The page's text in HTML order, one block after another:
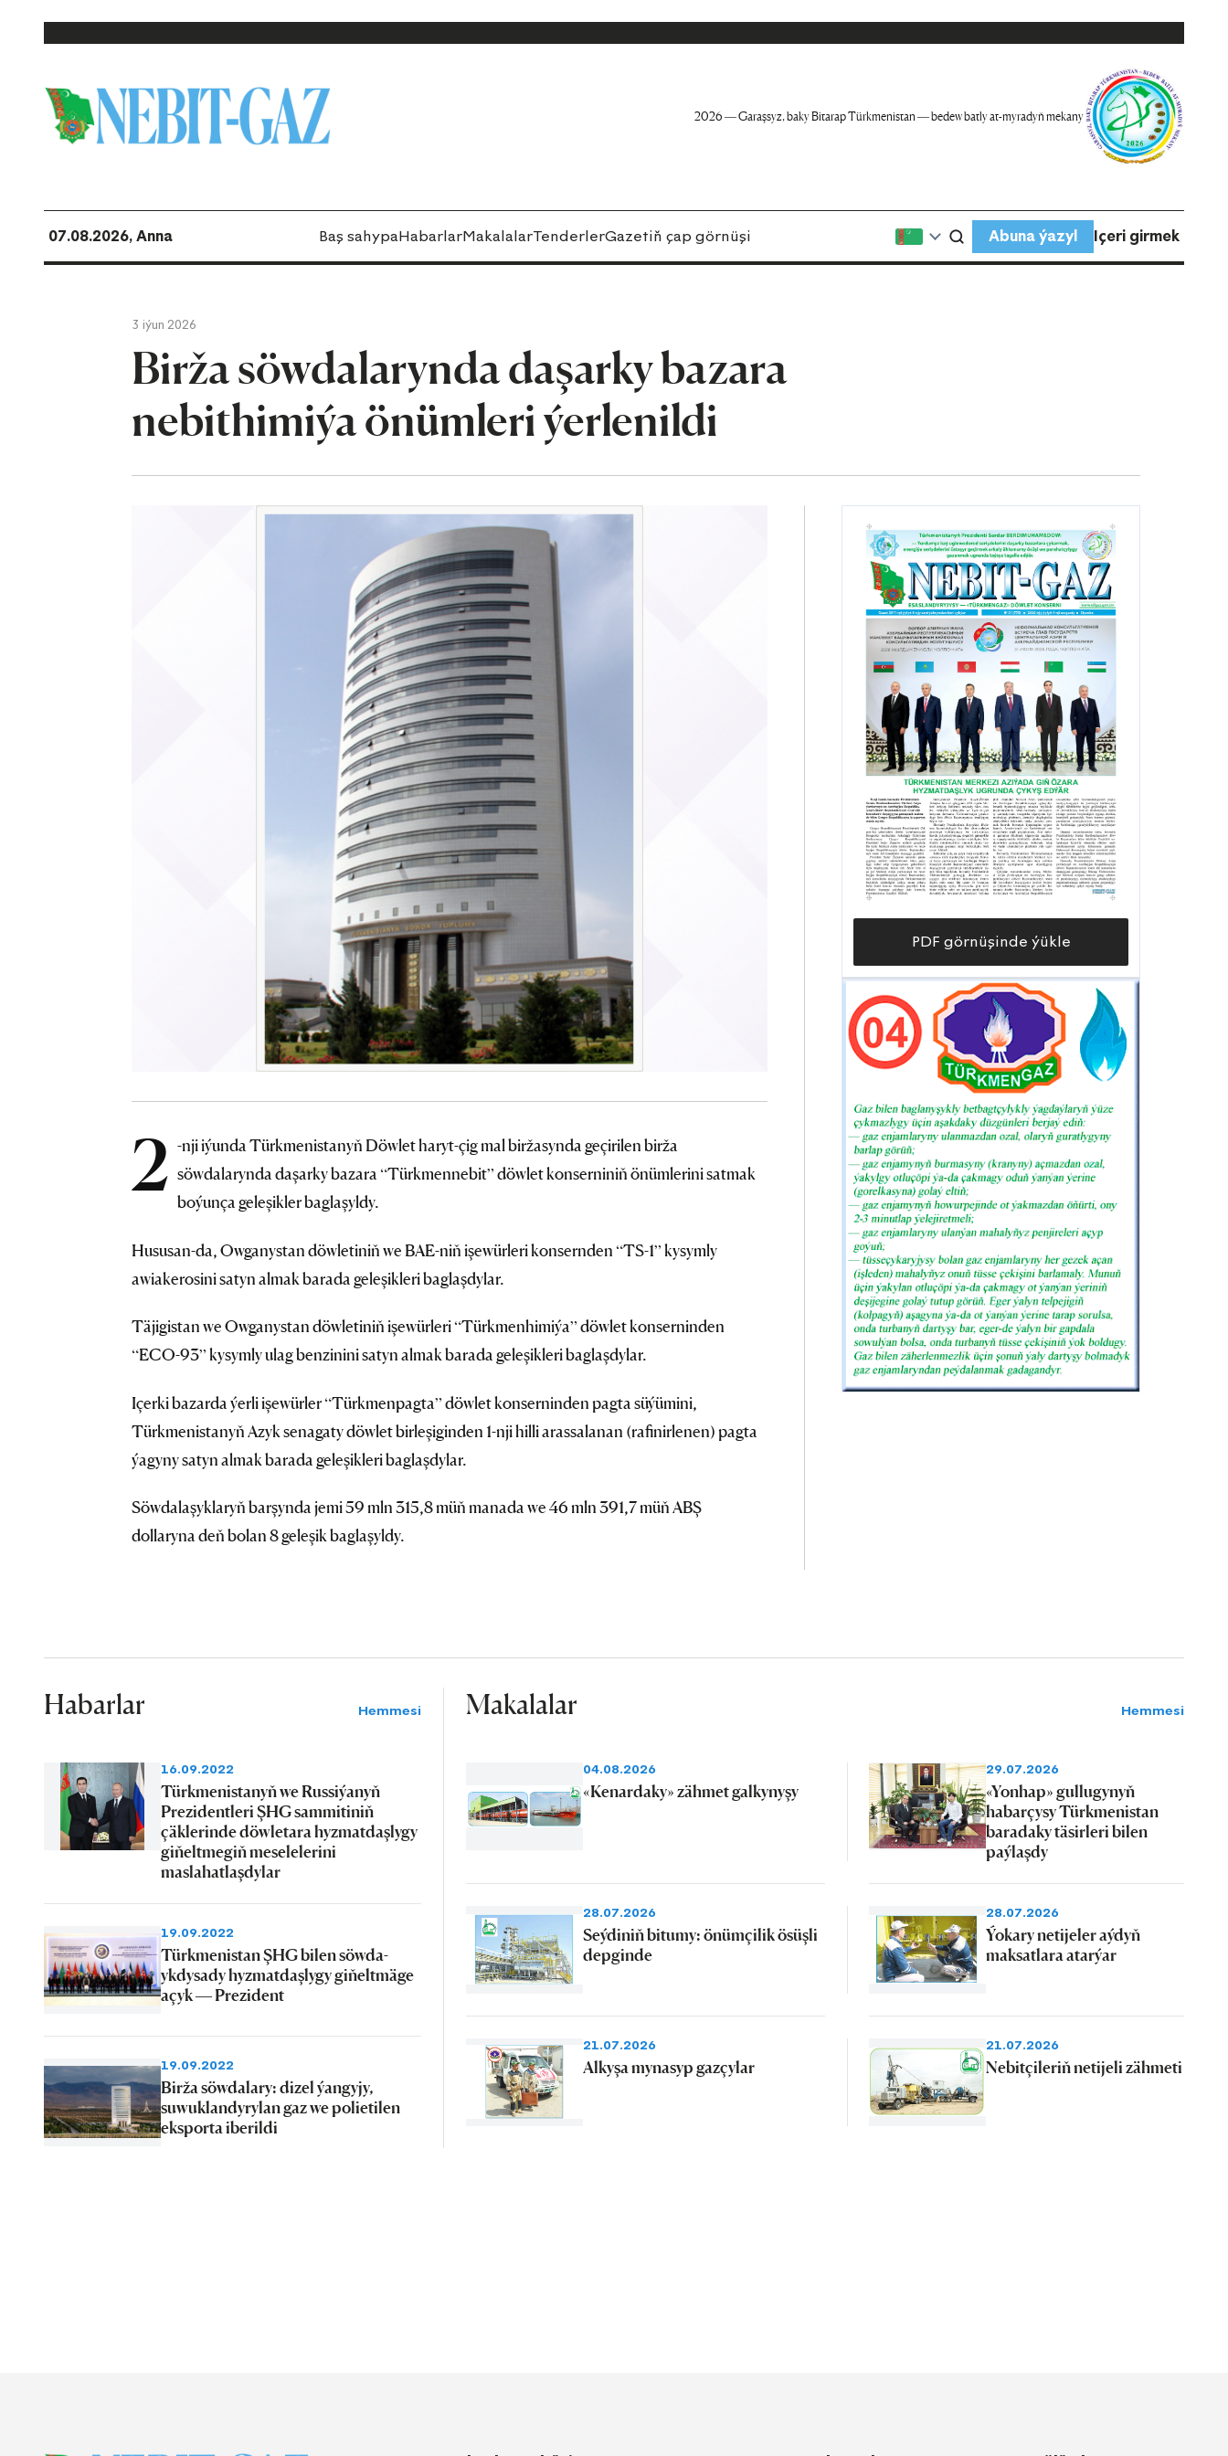
2026 — Garaşsyz, baky Bitarap Türkmenistan — bedew batly at-myradyň mekany
07.08.2026, Anna Baş sahypaHabarlarMakalalarTenderlerGazetiň çap görnüşi Abuna ýazyl Içeri girmek
3 iýun 2026
Birža söwdalarynda daşarky bazara
nebithimiýa önümleri ýerlenildi
2 -nji iýunda Türkmenistanyň Döwlet haryt-çig mal biržasynda geçirilen birža
söwdalarynda daşarky bazara “Türkmennebit” döwlet konserniniň önümlerini satmak
boýunça geleşikler baglaşyldy.
Hususan-da, Owganystan döwletiniň we BAE-niň işewürleri konsernden “TS-1” kysymly
awiakerosini satyn almak barada geleşikleri baglaşdylar.
Täjigistan we Owganystan döwletiniň işewürleri “Türkmenhimiýa” döwlet konserninden
“ECO-93” kysymly ulag benzinini satyn almak barada geleşikleri baglaşdylar.
Içerki bazarda ýerli işewürler “Türkmenpagta” döwlet konserninden pagta süýümini,
Türkmenistanyň Azyk senagaty döwlet birleşiginden 1-nji hilli arassalanan (rafinirlenen) pagta
ýagyny satyn almak barada geleşikleri baglaşdylar.
Söwdalaşyklaryň barşynda jemi 59 mln 315,8 müň manada we 46 mln 391,7 müň ABŞ
dollaryna deň bolan 8 geleşik baglaşyldy.
PDF görnüşinde ýükle
Habarlar Hemmesi
16.09.2022
Türkmenistanyň we Russiýanyň
Prezidentleri ŞHG sammitiniň
çäklerinde döwletara hyzmatdaşlygy
giňeltmegiň meselelerini
maslahatlaşdylar
19.09.2022
Türkmenistan ŞHG bilen söwda-
ykdysady hyzmatdaşlygy giňeltmäge
açyk — Prezident
19.09.2022
Birža söwdalary: dizel ýangyjy,
suwuklandyrylan gaz we polietilen
eksporta iberildi
Makalalar Hemmesi
04.08.2026
«Kenardaky» zähmet galkynyşy
29.07.2026
«Yonhap» gullugynyň
habarçysy Türkmenistan
baradaky täsirleri bilen
paýlaşdy
28.07.2026
Seýdiniň bitumy: önümçilik ösüşli
depginde
28.07.2026
Ýokary netijeler aýdyň
maksatlara atarýar
21.07.2026
Alkyşa mynasyp gazçylar
21.07.2026
Nebitçileriň netijeli zähmeti